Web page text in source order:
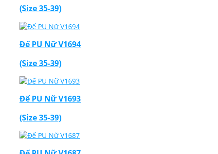
(Size 35-39)
Đế PU Nữ V1694
(Size 35-39)
Đế PU Nữ V1693
(Size 35-39)